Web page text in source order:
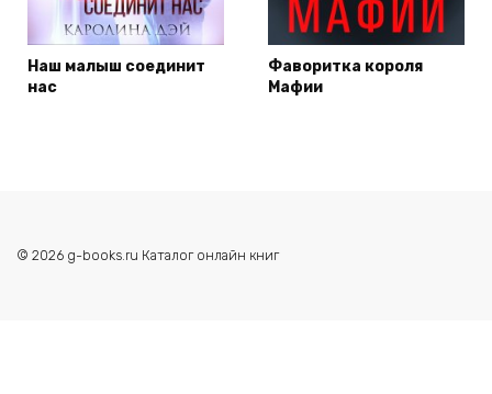
Наш малыш соединит
нас
Фаворитка короля
Мафии
© 2026 g-books.ru Каталог онлайн книг